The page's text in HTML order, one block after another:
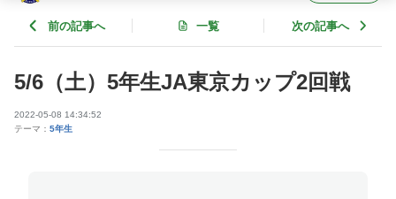
前の記事へ 一覧 次の記事へ
5/6（土）5年生JA東京カップ2回戦
2022-05-08 14:34:52
テーマ： 5年生